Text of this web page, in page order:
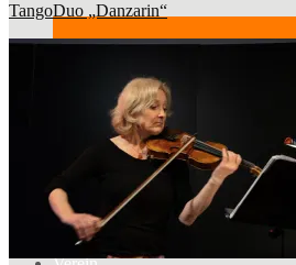
Kategorien
TangoDuo „Danzarin“